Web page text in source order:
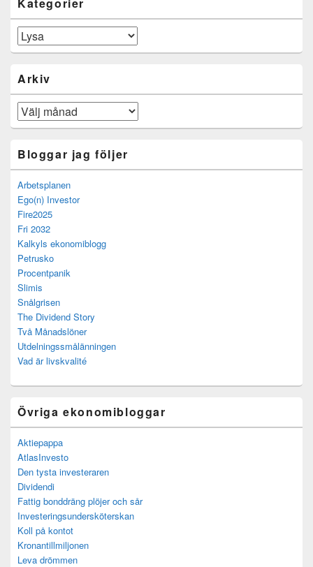
Kategorier
Arkiv
Arkiv
Bloggar jag följer
Arbetsplanen
Ego(n) Investor
Fire2025
Fri 2032
Kalkyls ekonomiblogg
Petrusko
Procentpanik
Slimis
Snålgrisen
The Dividend Story
Två Månadslöner
Utdelningssmålänningen
Vad är livskvalité
Övriga ekonomibloggar
Aktiepappa
AtlasInvesto
Den tysta investeraren
Dividendi
Fattig bonddräng plöjer och sår
Investeringsundersköterskan
Koll på kontot
Kronantillmiljonen
Leva drömmen